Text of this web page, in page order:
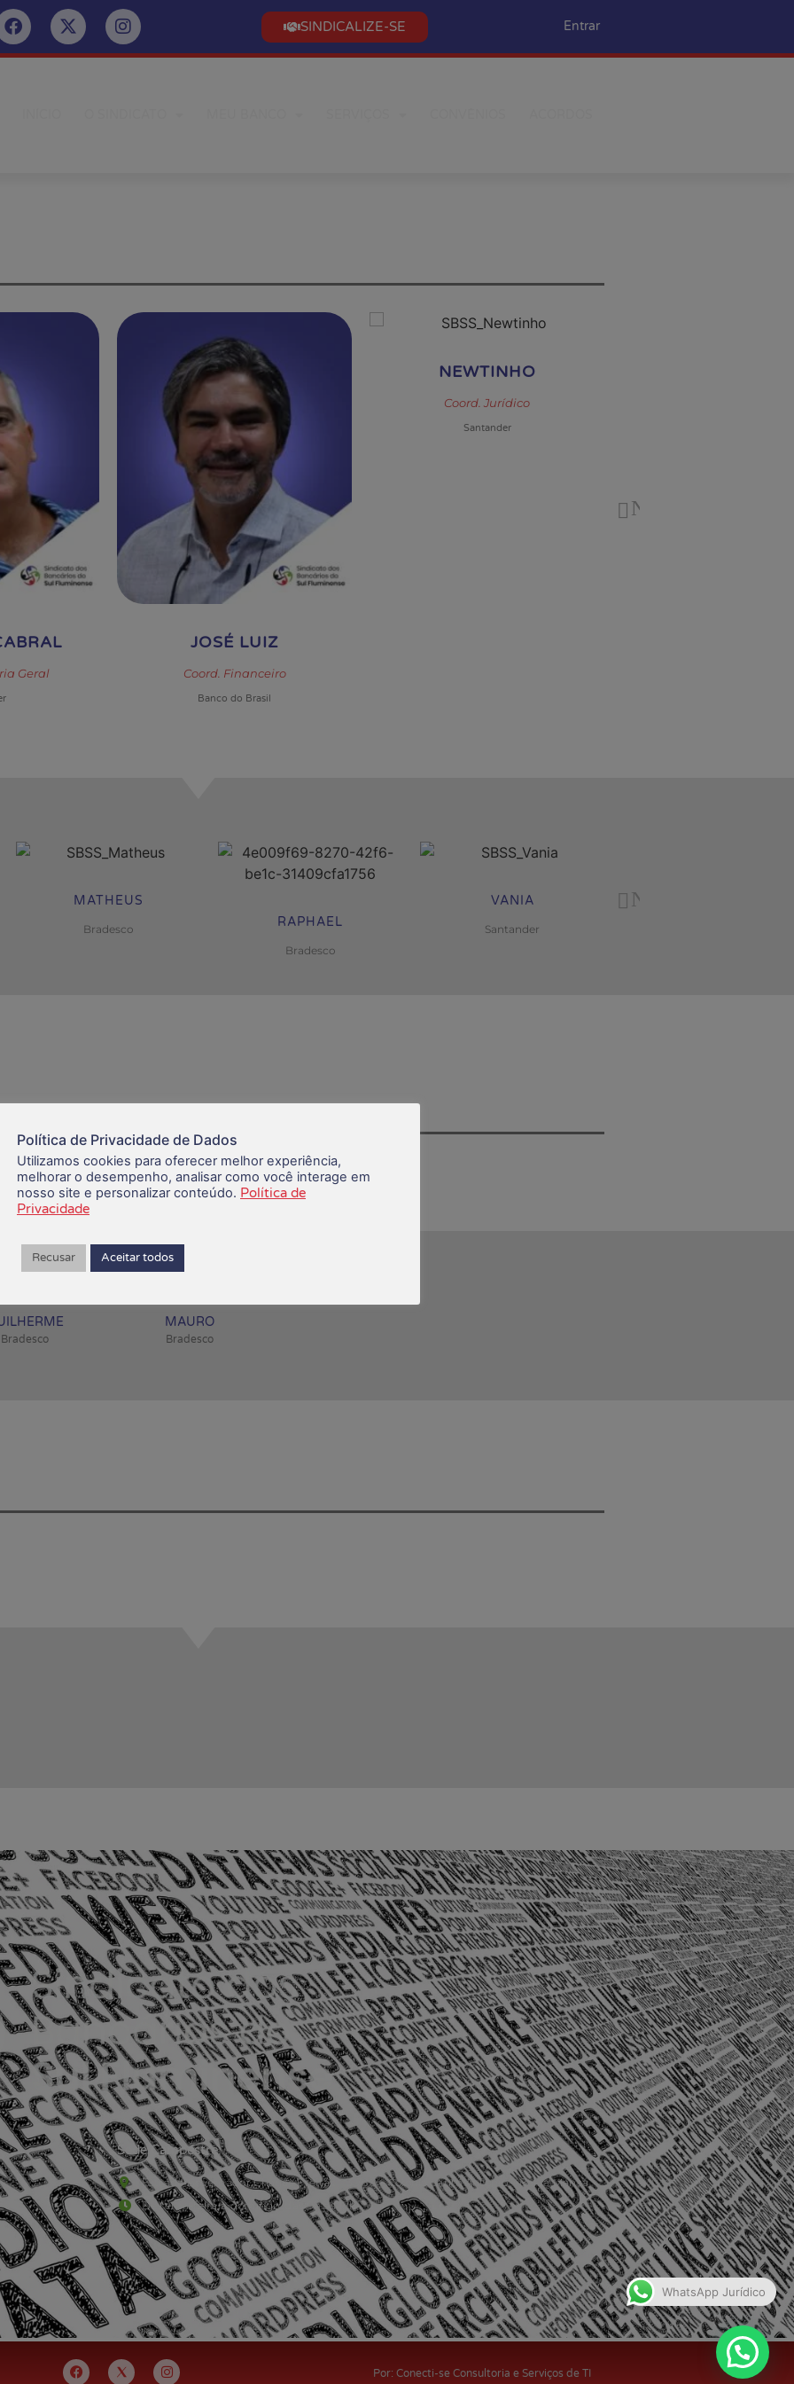
SINDICALIZE-SE Entrar
Geral
JOSÉ LUIZ
Coord. Financeiro
Banco do Brasil
NEWTINHO
Coord. Jurídico
Santander
Next
MATHEUS
Bradesco RAPHAEL
Bradesco
VANIA
Santander
Next
Bradesco
MAURO
Bradesco
Sede Campestre:
Estrada Governador Chagas Freitas – 3.780 – Colônia Santo Antônio – Barra Mansa
De terça-feira a domingo, das 9h às 17h
Por: Conecti-se Consultoria e Serviços de TI
Política de Privacidade de Dados
Utilizamos cookies para oferecer melhor experiência,
melhorar o desempenho, analisar como você interage em
nosso site e personalizar conteúdo. Política de
Privacidade
Recusar Aceitar todos
WhatsApp Jurídico